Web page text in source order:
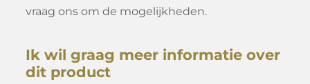
vraag ons om de mogelijkheden.
Ik wil graag meer informatie over
dit product